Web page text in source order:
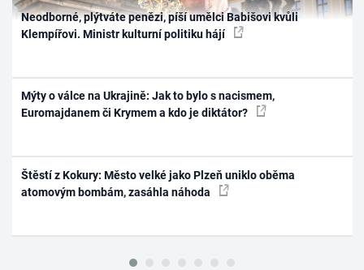
Neodborné, plýtváte penězi, píší umělci Babišovi kvůli
Klempířovi. Ministr kulturní politiku hájí
Mýty o válce na Ukrajině: Jak to bylo s nacismem,
Euromajdanem či Krymem a kdo je diktátor?
Štěstí z Kokury: Město velké jako Plzeň uniklo oběma
atomovým bombám, zasáhla náhoda